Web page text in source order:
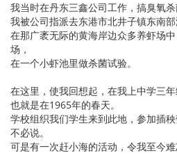
我当时在丹东三鑫公司工作，搞臭氧杀
我被公司指派去东港市北井子镇东南部
在那广袤无际的黄海岸边众多养虾场
场，
在一个小虾池里做杀菌试验。
在这里，使我回想起，在我上中学三年
也就是在1965年的春天。
学校组织我们学生来到此地，参加插
不必说。
可是有一次赶小海的活动，令我至今难